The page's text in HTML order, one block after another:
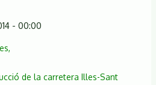
reactiva
- 00:00
de la carretera Illes-Sant